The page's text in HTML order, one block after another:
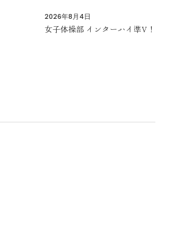
2026年8月4日
女子体操部 インターハイ準V！